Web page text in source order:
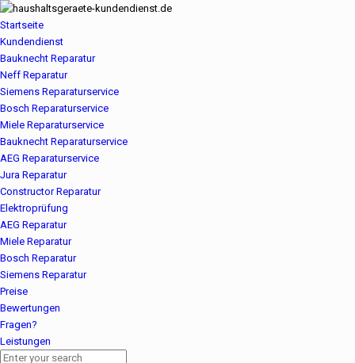
Startseite
Kundendienst
Bauknecht Reparatur
Neff Reparatur
Siemens Reparaturservice
Bosch Reparaturservice
Miele Reparaturservice
Bauknecht Reparaturservice
AEG Reparaturservice
Jura Reparatur
Constructor Reparatur
Elektroprüfung
AEG Reparatur
Miele Reparatur
Bosch Reparatur
Siemens Reparatur
Preise
Bewertungen
Fragen?
Leistungen